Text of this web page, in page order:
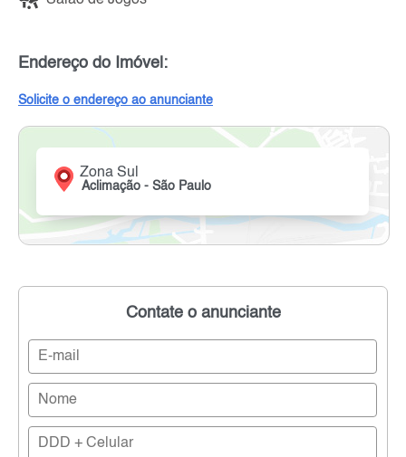
Endereço do Imóvel:
Solicite o endereço ao anunciante
Zona Sul
Aclimação - São Paulo
Contate o anunciante